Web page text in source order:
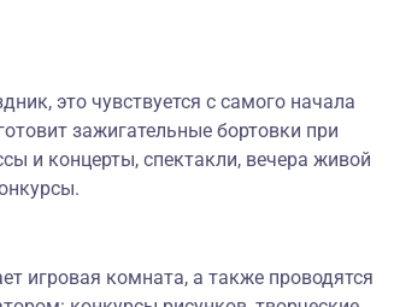
это чувствуется с самого начала
зажигательные бортовки при
и концерты, спектакли, вечера живой
игровая комната, а также проводятся